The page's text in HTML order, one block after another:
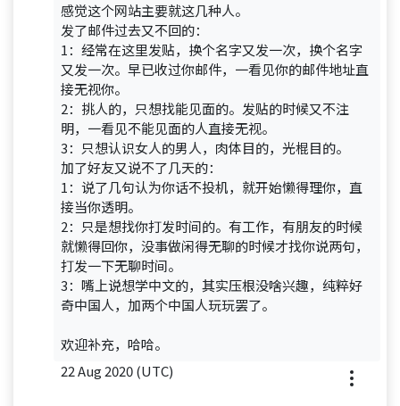
感觉这个网站主要就这几种人。
发了邮件过去又不回的：
1：经常在这里发贴，换个名字又发一次，换个名字
又发一次。早已收过你邮件，一看见你的邮件地址直
接无视你。
2：挑人的，只想找能见面的。发贴的时候又不注
明，一看见不能见面的人直接无视。
3：只想认识女人的男人，肉体目的，光棍目的。
加了好友又说不了几天的：
1：说了几句认为你话不投机，就开始懒得理你，直
接当你透明。
2：只是想找你打发时间的。有工作，有朋友的时候
就懒得回你，没事做闲得无聊的时候才找你说两句，
打发一下无聊时间。
3：嘴上说想学中文的，其实压根没啥兴趣，纯粹好
奇中国人，加两个中国人玩玩罢了。
欢迎补充，哈哈。
22 Aug 2020 (UTC)